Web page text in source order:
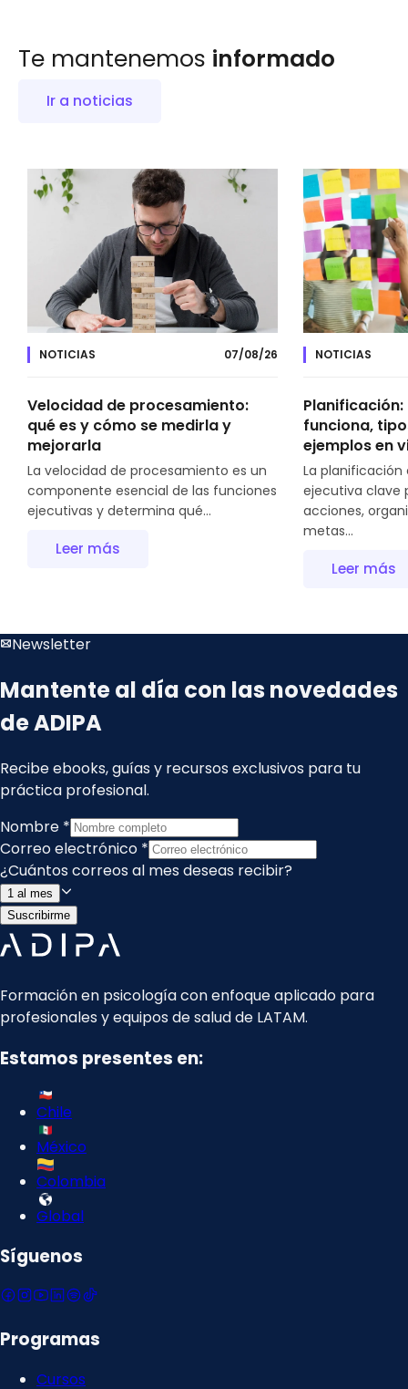
Te mantenemos informado
Ir a noticias
NOTICIAS 07/08/26
Velocidad de procesamiento:
qué es y cómo se medirla y
mejorarla
La velocidad de procesamiento es un
componente esencial de las funciones
ejecutivas y determina qué...
Leer más
NOTICIAS
funciona,
ejemplos en
La
ejecutiva clave
acciones,
metas...
Leer más